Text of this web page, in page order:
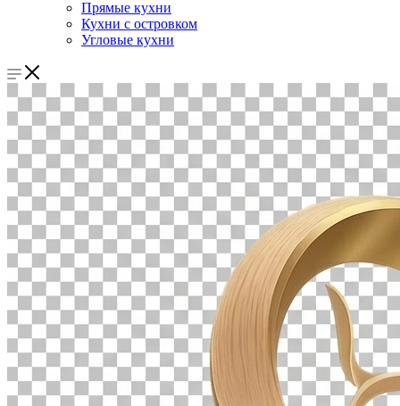
Прямые кухни
Кухни с островком
Угловые кухни